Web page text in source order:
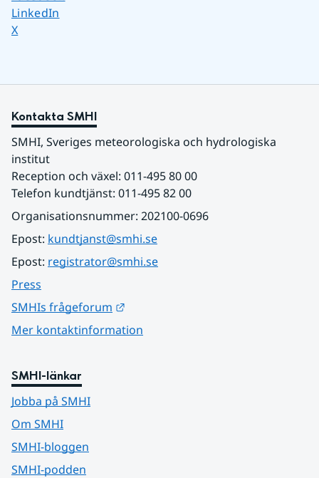
Dela sidan på
LinkedIn
Dela sidan på
X
Kontakta SMHI
SMHI, Sveriges meteorologiska och hydrologiska
institut
Reception och växel: 011-495 80 00
Telefon kundtjänst: 011-495 82 00
Organisationsnummer: 202100-0696
Epost: kundtjanst@smhi.se
Epost: registrator@smhi.se
Press
SMHIs frågeforum
Mer kontaktinformation
SMHI-länkar
Jobba på SMHI
Om SMHI
SMHI-bloggen
SMHI-podden